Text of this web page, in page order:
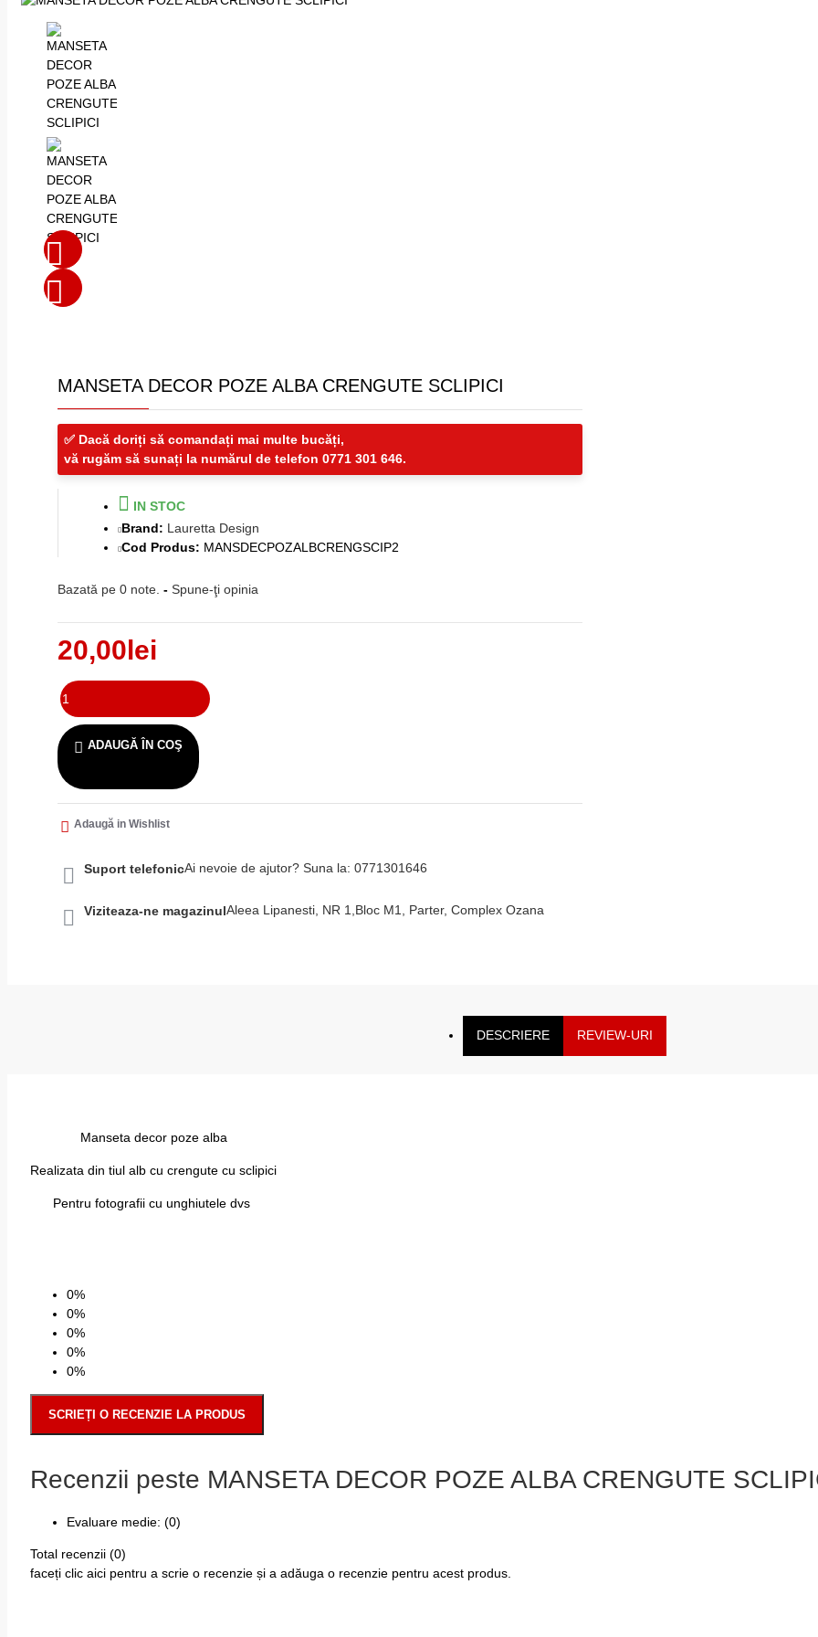
MANSETA DECOR POZE ALBA CRENGUTE SCLIPICI
✅ Dacă doriți să comandați mai multe bucăți,
vă rugăm să sunați la numărul de telefon 0771 301 646.
IN STOC
Brand: Lauretta Design
Cod Produs: MANSDECPOZALBCRENGSCIP2
Bazată pe 0 note. - Spune-ţi opinia
20,00lei
ADAUGĂ ÎN COŞ
Adaugă in Wishlist
Suport telefonicAi nevoie de ajutor? Suna la: 0771301646
Viziteaza-ne magazinulAleea Lipanesti, NR 1,Bloc M1, Parter, Complex Ozana
DESCRIERE REVIEW-URI
Manseta decor poze alba
Realizata din tiul alb cu crengute cu sclipici
Pentru fotografii cu unghiutele dvs
0%
0%
0%
0%
0%
SCRIEȚI O RECENZIE LA PRODUS
Recenzii peste MANSETA DECOR POZE ALBA CRENGUTE
Evaluare medie: (0)
Total recenzii (0)
faceți clic aici pentru a scrie o recenzie și a adăuga o recenzie pentru acest produs.